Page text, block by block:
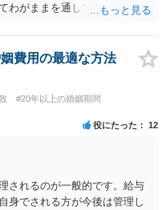
わがままを通してくる力がす
好き勝手していても、割と弁
人が多いです。
費用の最適な方法
#20年以上の婚姻期間
役にたった 12
されるのが一般的です。給与
身でされる方が今後は管理し